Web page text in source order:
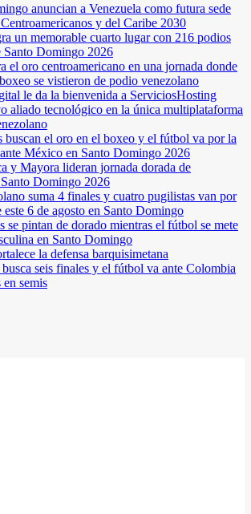
anuncian a Venezuela como futura sede
y del Caribe 2030
un memorable cuarto lugar con 216 podios
Santo Domingo 2026
el oro centroamericano en una jornada donde
se vistieron de podio venezolano
le da la bienvenida a ServiciosHosting
aliado tecnológico en la única multiplataforma
buscan el oro en el boxeo y el fútbol va por la
México en Santo Domingo 2026
y Mayora lideran jornada dorada de
Domingo 2026
suma 4 finales y cuatro pugilistas van por
este 6 de agosto en Santo Domingo
se pintan de dorado mientras el fútbol se mete
en Santo Domingo
la defensa barquisimetana
seis finales y el fútbol va ante Colombia
en semis